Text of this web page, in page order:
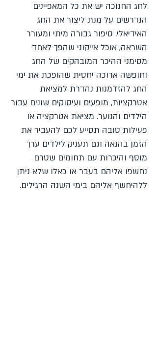
לחג החנוכה יש את כל המאפיינים
הנדרשים על מנת ליצור את החג
האידיאלי. סיפור גבורה מיתי ומעורר
השראה, אוכל אייקוני שהפך לאחד
מסימני ההיכר המובהקים של החג
וחופשה ארוכה יחסית שהופכת את ימי
החג להזדמנות נהדרת למציאת
אטרקציות, מופעים ועיסוקים שונים עבור
הילדים והנוער. מציאת אטרקציה או
פעילות טובה תסייע לכם להעביר את
הזמן בהנאה וגם תעניק לילדים ערך
מוסף והיכרות עם תחומים שטרם
נחשפו אליהם בעבר או כאלו שלא ניתן
ללהיחשף אליהם בימי השנה הרגילים.